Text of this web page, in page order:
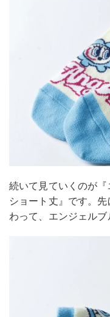
続いて見ていくのが
ショート丈』です。
わって、エンジェル